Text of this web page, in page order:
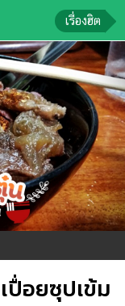
เรื่องฮิต
ปื่อยซุปเข้ม